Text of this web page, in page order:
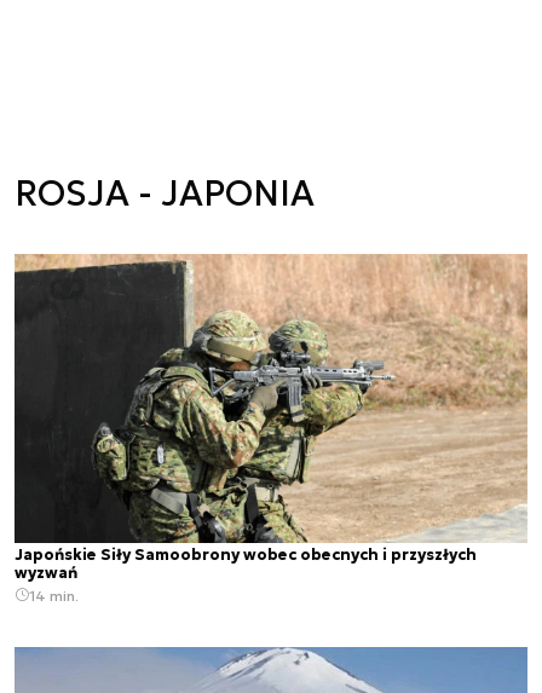
ROSJA - JAPONIA
Japońskie Siły Samoobrony wobec obecnych i przyszłych
wyzwań
14 min.